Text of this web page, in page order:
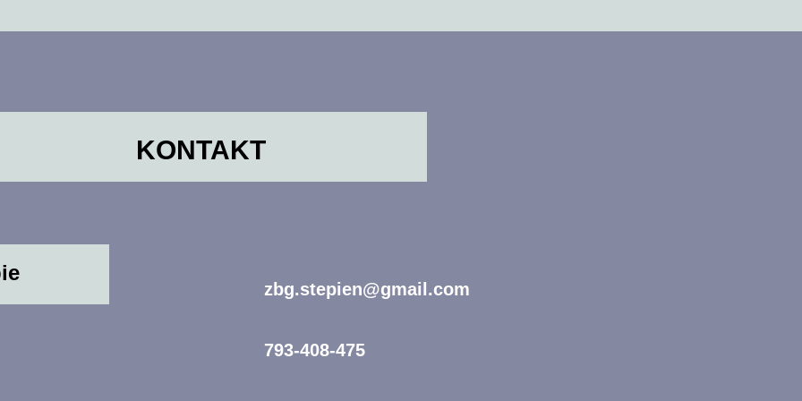
KONTAKT
zbg.stepien@gmail.com
793-408-475